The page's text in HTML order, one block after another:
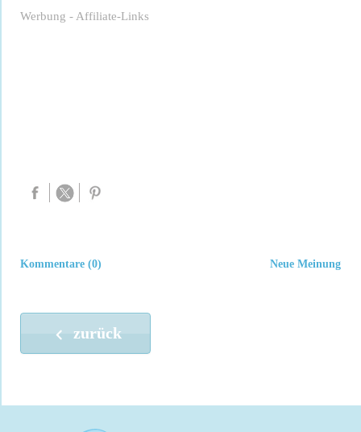
Werbung - Affiliate-Links
Neue Meinung
Kommentare (0)
zurück